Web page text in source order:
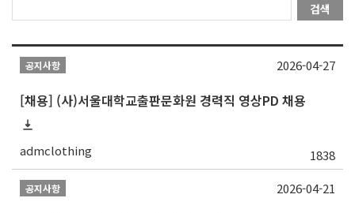
검색
공지사항
[채용] (사)서울대학교출판문화원 경력직 영상PD 채용
admclothing 1838
2026-04-27
공지사항 2026-04-21